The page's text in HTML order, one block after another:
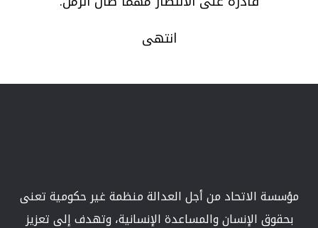
انتهى
مؤسسة الاتحاد من أجل العدالة منظمة غير حكومية تعنى
بحقوق الإنسان والمساعدة الإنسانية، وتهدف إلى تعزيز